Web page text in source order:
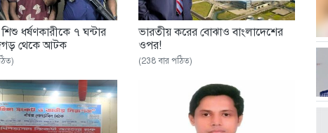
ধর্ষণকারীকে ৭ ঘন্টার
থেকে আটক
ভারতীয় করের বোঝাও বাংলাদেশের
ওপর!
(238 বার পঠিত)